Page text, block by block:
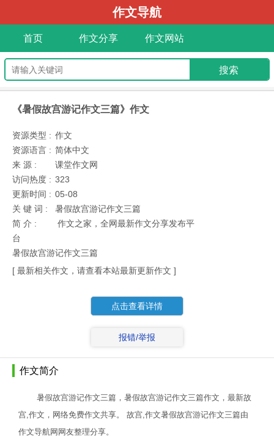
作文导航
首页 作文分享 作文网站
《暑假故宫游记作文三篇》作文
资源类型 : 作文
资源语言 : 简体中文
来 源 :
课堂作文网
访问热度 : 323
更新时间 : 05-08
关 键 词 :
暑假故宫游记作文三篇
简 介 :
作文之家，全网最新作文分享发布平
台
暑假故宫游记作文三篇
[ 最新相关作文，请查看本站最新更新作文 ]
点击查看详情
报错/举报
作文简介
暑假故宫游记作文三篇，暑假故宫游记作文三篇作文，最新故
宫,作文，网络免费作文共享。 故宫,作文暑假故宫游记作文三篇由
作文导航网网友整理分享。